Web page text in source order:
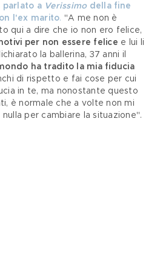
parlato a Verissimo della fine
l'ex marito. "A me non è
qui a dire che io non ero felice,
per non essere felice e lui li
la ballerina, 37 anni il
ha tradito la mia fiducia
di rispetto e fai cose per cui
in te, ma nonostante questo
è normale che a volte non mi
per cambiare la situazione".